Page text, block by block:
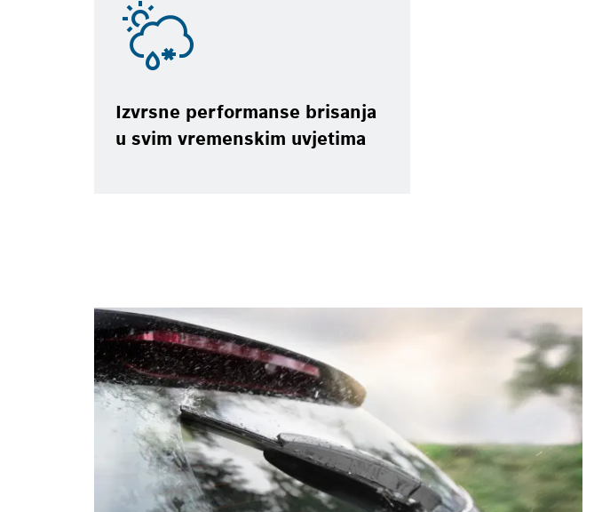
Izvrsne performanse brisanja
u svim vremenskim uvjetima